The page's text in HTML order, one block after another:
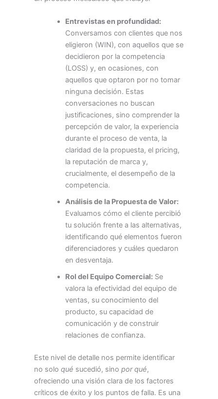
Entrevistas en profundidad:
Conversamos con clientes que nos
eligieron (WIN), con aquellos que se
decidieron por la competencia
(LOSS) y, en ocasiones, con
aquellos que optaron por no tomar
ninguna decisión. Estas
conversaciones no buscan
justificaciones, sino comprender la
percepción de valor, la experiencia
durante el proceso de venta, la
claridad de la propuesta, el pricing,
la reputación de marca y,
crucialmente, el desempeño de la
competencia.
Análisis de la Propuesta de Valor:
Evaluamos cómo el cliente percibió
tu solución frente a las alternativas,
identificando qué elementos fueron
diferenciadores y cuáles quedaron
en desventaja.
Rol del Equipo Comercial:Se
valora la efectividad del equipo de
ventas, su conocimiento del
producto, su capacidad de
comunicación y de construir
relaciones de confianza.
Este nivel de detalle nos permite identificar
no solo qué sucedió, sino por qué,
ofreciendo una visión clara de los factores
críticos de éxito y los puntos de falla. Es una